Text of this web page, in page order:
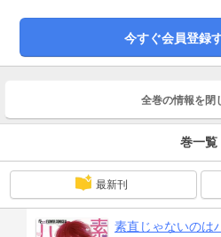
今すぐ会員登録
全巻の情報を 閉
巻一覧
最新刊
素直じゃないのは